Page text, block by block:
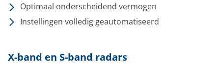
Optimaal onderscheidend vermogen
Instellingen volledig geautomatiseerd
X-band en S-band radars